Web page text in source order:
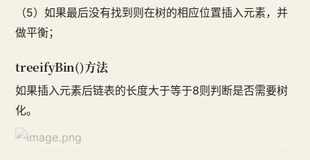
（5）如果最后没有找到则在树的相应位置插入元素，并
做平衡；
treeifyBin()方法
如果插入元素后链表的长度大于等于8则判断是否需要树
化。